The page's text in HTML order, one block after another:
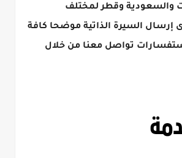
والسعودية وقطر لمختلف
السيرة الذاتية موضحا كافة
تواصل معنا من خلال